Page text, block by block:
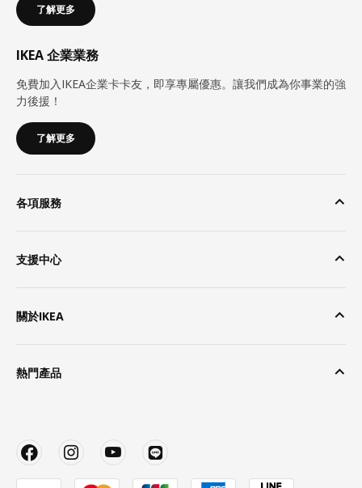
了解更多
IKEA 企業業務
免費加入IKEA企業卡卡友，即享專屬優惠。讓我們成為你事業的強
力後援！
了解更多
各項服務
支援中心
關於IKEA
熱門產品